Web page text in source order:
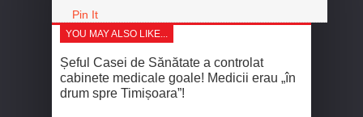
Pin It
YOU MAY ALSO LIKE...
Șeful Casei de Sănătate a controlat
cabinete medicale goale! Medicii erau „în
drum spre Timișoara”!